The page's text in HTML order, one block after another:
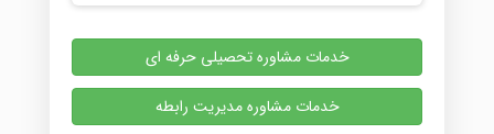
خدمات مشاوره تحصیلی حرفه ای
خدمات مشاوره مدیریت رابطه